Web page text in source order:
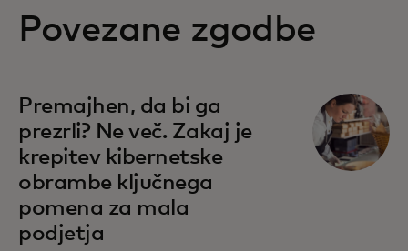
Povezane zgodbe
Premajhen, da bi ga
prezrli? Ne več. Zakaj je
krepitev kibernetske
obrambe ključnega
pomena za mala
podjetja